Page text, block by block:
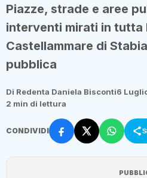
Piazze, strade e aree
interventi mirati in tutta
Castellammare di
pubblica
Di Redenta Daniela Bisconti6
2 min di lettura
CONDIVIDI